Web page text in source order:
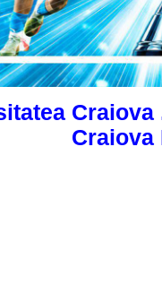
Craiova